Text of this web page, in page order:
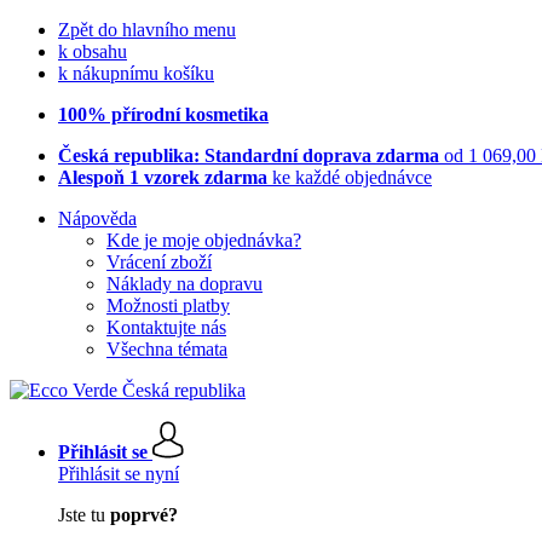
Zpět do hlavního menu
k obsahu
k nákupnímu košíku
100% přírodní kosmetika
Česká republika: Standardní doprava zdarma od 1 069,00
Alespoň 1 vzorek zdarma ke každé objednávce
Nápověda
Kde je moje objednávka?
Vrácení zboží
Náklady na dopravu
Možnosti platby
Kontaktujte nás
Všechna témata
Přihlásit se
Přihlásit se nyní
Jste tu poprvé?